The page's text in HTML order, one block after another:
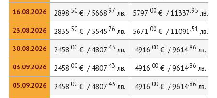
16.08.2026
23.08.2026
30.08.2026
03.09.2026
05.09.2026
2898.50€ / 5668.97 лв. 5797.00€ / 11337.95 лв.
2835.50€ / 5545.76 лв. 5671.00€ / 11091.51 лв.
2458.00€ / 4807.43 лв. 4916.00€ / 9614.86 лв.
2458.00€ / 4807.43 лв. 4916.00€ / 9614.86 лв.
2458.00€ / 4807.43 лв. 4916.00€ / 9614.86 лв.